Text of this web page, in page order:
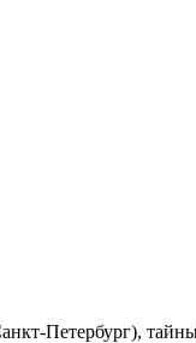
Петербург),